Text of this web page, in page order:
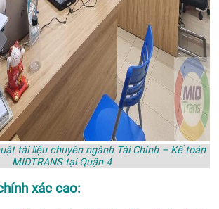
tài liệu chuyên ngành Tài Chính – Kế toán
MIDTRANS tại Quận 4
xác cao: